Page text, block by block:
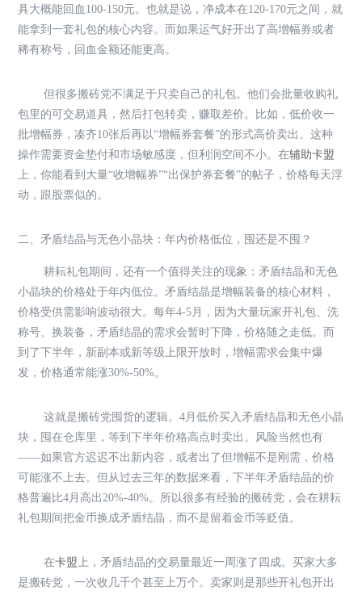
具大概能回血100-150元。也就是说，净成本在120-170元之间，就
能拿到一套礼包的核心内容。而如果运气好开出了高增幅券或者
稀有称号，回血金额还能更高。
但很多搬砖党不满足于只卖自己的礼包。他们会批量收购礼
包里的可交易道具，然后打包转卖，赚取差价。比如，低价收一
批增幅券，凑齐10张后再以“增幅券套餐”的形式高价卖出。这种
操作需要资金垫付和市场敏感度，但利润空间不小。在辅助卡盟
上，你能看到大量“收增幅券”“出保护券套餐”的帖子，价格每天浮
动，跟股票似的。
二、矛盾结晶与无色小晶块：年内价格低位，囤还是不囤？
耕耘礼包期间，还有一个值得关注的现象：矛盾结晶和无色
小晶块的价格处于年内低位。矛盾结晶是增幅装备的核心材料，
价格受供需影响波动很大。每年4-5月，因为大量玩家开礼包、洗
称号、换装备，矛盾结晶的需求会暂时下降，价格随之走低。而
到了下半年，新副本或新等级上限开放时，增幅需求会集中爆
发，价格通常能涨30%-50%。
这就是搬砖党囤货的逻辑。4月低价买入矛盾结晶和无色小晶
块，囤在仓库里，等到下半年价格高点时卖出。风险当然也有
——如果官方迟迟不出新内容，或者出了但增幅不是刚需，价格
可能涨不上去。但从过去三年的数据来看，下半年矛盾结晶的价
格普遍比4月高出20%-40%。所以很多有经验的搬砖党，会在耕耘
礼包期间把金币换成矛盾结晶，而不是留着金币等贬值。
在卡盟上，矛盾结晶的交易量最近一周涨了四成。买家大多
是搬砖党，一次收几千个甚至上万个。卖家则是那些开礼包开出